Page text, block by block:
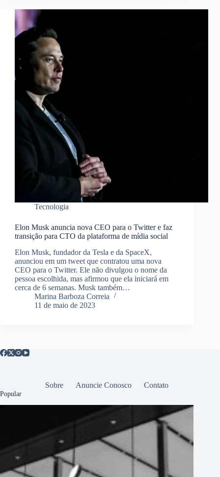
Tecnologia
Elon Musk anuncia nova CEO para o Twitter e faz
transição para CTO da plataforma de mídia social
Elon Musk, fundador da Tesla e da SpaceX,
anunciou em um tweet que contratou uma nova
CEO para o Twitter. Ele não divulgou o nome da
pessoa escolhida, mas afirmou que ela iniciará em
cerca de 6 semanas. Musk também…
Marina Barboza Correia
11 de maio de 2023
Sobre Anuncie Conosco Contato
Popular